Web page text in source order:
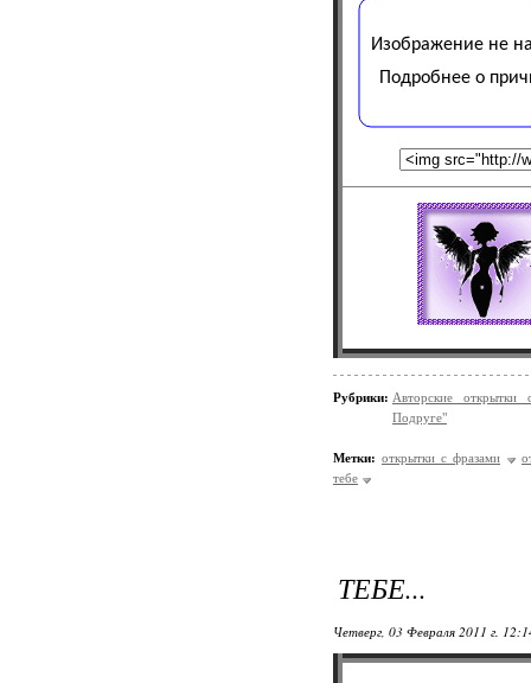
Рубрики: Авторские открытки
Подруге"
Метки: открытки с фразами
тебе
ТЕБЕ...
Четверг, 03 Февраля 2011 г.